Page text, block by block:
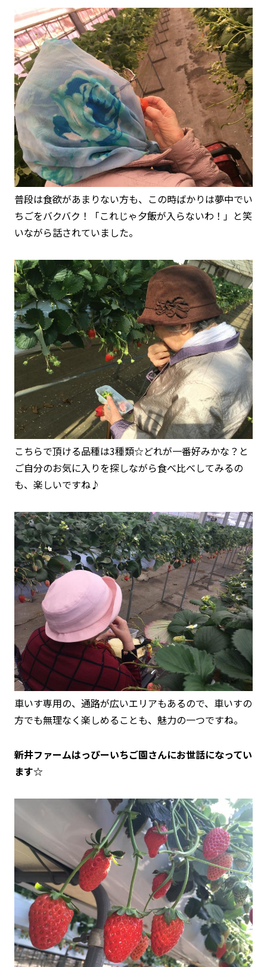
普段は食欲があまりない方も、この時ばかりは夢中でい
ちごをバクバク！「これじゃ夕飯が入らないわ！」と笑
いながら話されていました。
こちらで頂ける品種は3種類☆どれが一番好みかな？と
ご自分のお気に入りを探しながら食べ比べしてみるの
も、楽しいですね♪
車いす専用の、通路が広いエリアもあるので、車いすの
方でも無理なく楽しめることも、魅力の一つですね。
新井ファームはっぴーいちご園さんにお世話になってい
ます☆